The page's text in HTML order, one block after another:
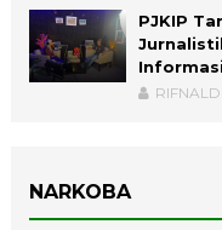
PJKIP
RIFNALDI
NARKOBA